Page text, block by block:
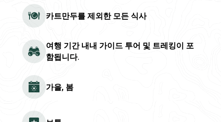
카트만두를 제외한 모든 식사
여행 기간 내내 가이드 투어 및 트레킹이 포
함됩니다.
가을, 봄